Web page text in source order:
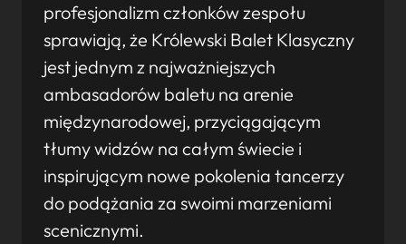
profesjonalizm członków zespołu
sprawiają, że Królewski Balet Klasyczny
jest jednym z najważniejszych
ambasadorów baletu na arenie
międzynarodowej, przyciągającym
tłumy widzów na całym świecie i
inspirującym nowe pokolenia tancerzy
do podążania za swoimi marzeniami
scenicznymi.